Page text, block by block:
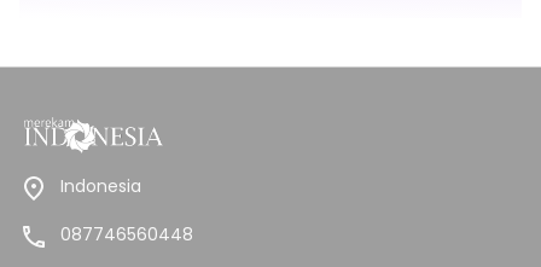
Indonesia
087746560448